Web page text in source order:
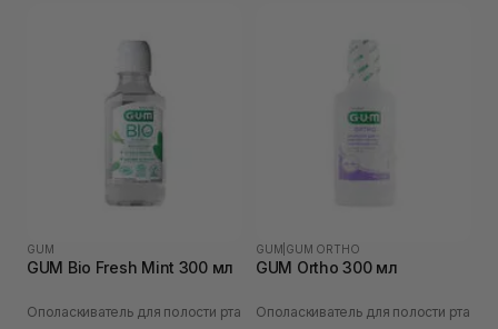
GUM
GUM Bio Fresh Mint 300 мл
Ополаскиватель для полости рта
GUM GUM ORTHO
GUM Ortho 300 мл
Ополаскиватель для полости рта